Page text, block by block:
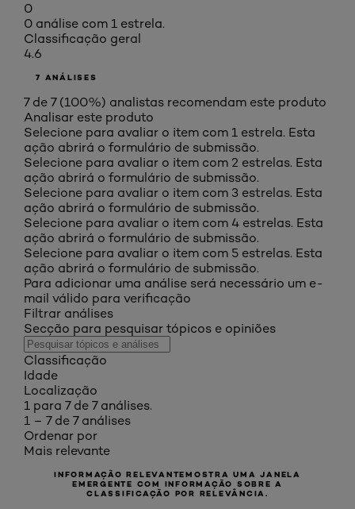
0
0 análise com 1 estrela.
Classificação geral
4.6
7 ANÁLISES
7 de 7 (100%) analistas recomendam este produto
Analisar este produto
Selecione para avaliar o item com 1 estrela. Esta
ação abrirá o formulário de submissão.
Selecione para avaliar o item com 2 estrelas. Esta
ação abrirá o formulário de submissão.
Selecione para avaliar o item com 3 estrelas. Esta
ação abrirá o formulário de submissão.
Selecione para avaliar o item com 4 estrelas. Esta
ação abrirá o formulário de submissão.
Selecione para avaliar o item com 5 estrelas. Esta
ação abrirá o formulário de submissão.
Para adicionar uma análise será necessário um e-
mail válido para verificação
Filtrar análises
Secção para pesquisar tópicos e opiniões
Classificação
Idade
Localização
1 para 7 de 7 análises.
1 – 7 de 7 análises
Ordenar por
Mais relevante
INFORMAÇÃO RELEVANTEMOSTRA UMA JANELA
EMERGENTE COM INFORMAÇÃO SOBRE A
CLASSIFICAÇÃO POR RELEVÂNCIA.